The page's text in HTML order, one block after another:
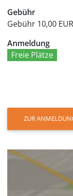
Gebühr
Gebühr 10,00 EUR
Anmeldung
Freie Plätze
ZUR